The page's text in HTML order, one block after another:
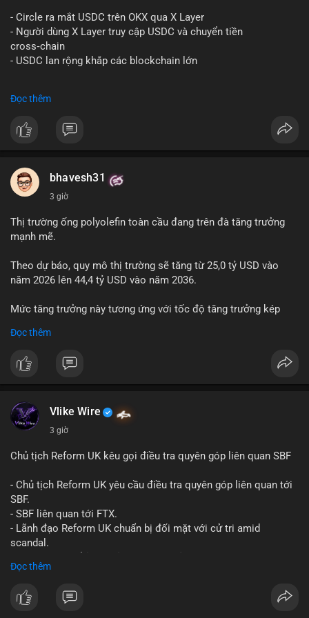
📰 Nguồn: Decrypt
- Circle ra mắt USDC trên OKX qua X Layer
- Người dùng X Layer truy cập USDC và chuyển tiền
cross‑chain
- USDC lan rộng khắp các blockchain lớn
#vlikevn #titanbot
📰 Nguồn: Cointelegraph
Đọc thêm
bhavesh31
3 giờ
Thị trường ống polyolefin toàn cầu đang trên đà tăng trưởng
mạnh mẽ.
Theo dự báo, quy mô thị trường sẽ tăng từ 25,0 tỷ USD vào
năm 2026 lên 44,4 tỷ USD vào năm 2036.
Mức tăng trưởng này tương ứng với tốc độ tăng trưởng kép
nhà đầu tư trong ngành vật liệu xây dựng và hạ tầng.
nhựa polyolefin trong tương lai?
Đọc thêm
Vlike Wire
3 giờ
Chủ tịch Reform UK kêu gọi điều tra quyên góp liên quan SBF
- Chủ tịch Reform UK yêu cầu điều tra quyên góp liên quan tới
SBF.
- SBF liên quan tới FTX.
- Lãnh đạo Reform UK chuẩn bị đối mặt với cử tri amid
scandal.
- Không có thông tin tác động thị trường ngay lập tức.
Đọc thêm